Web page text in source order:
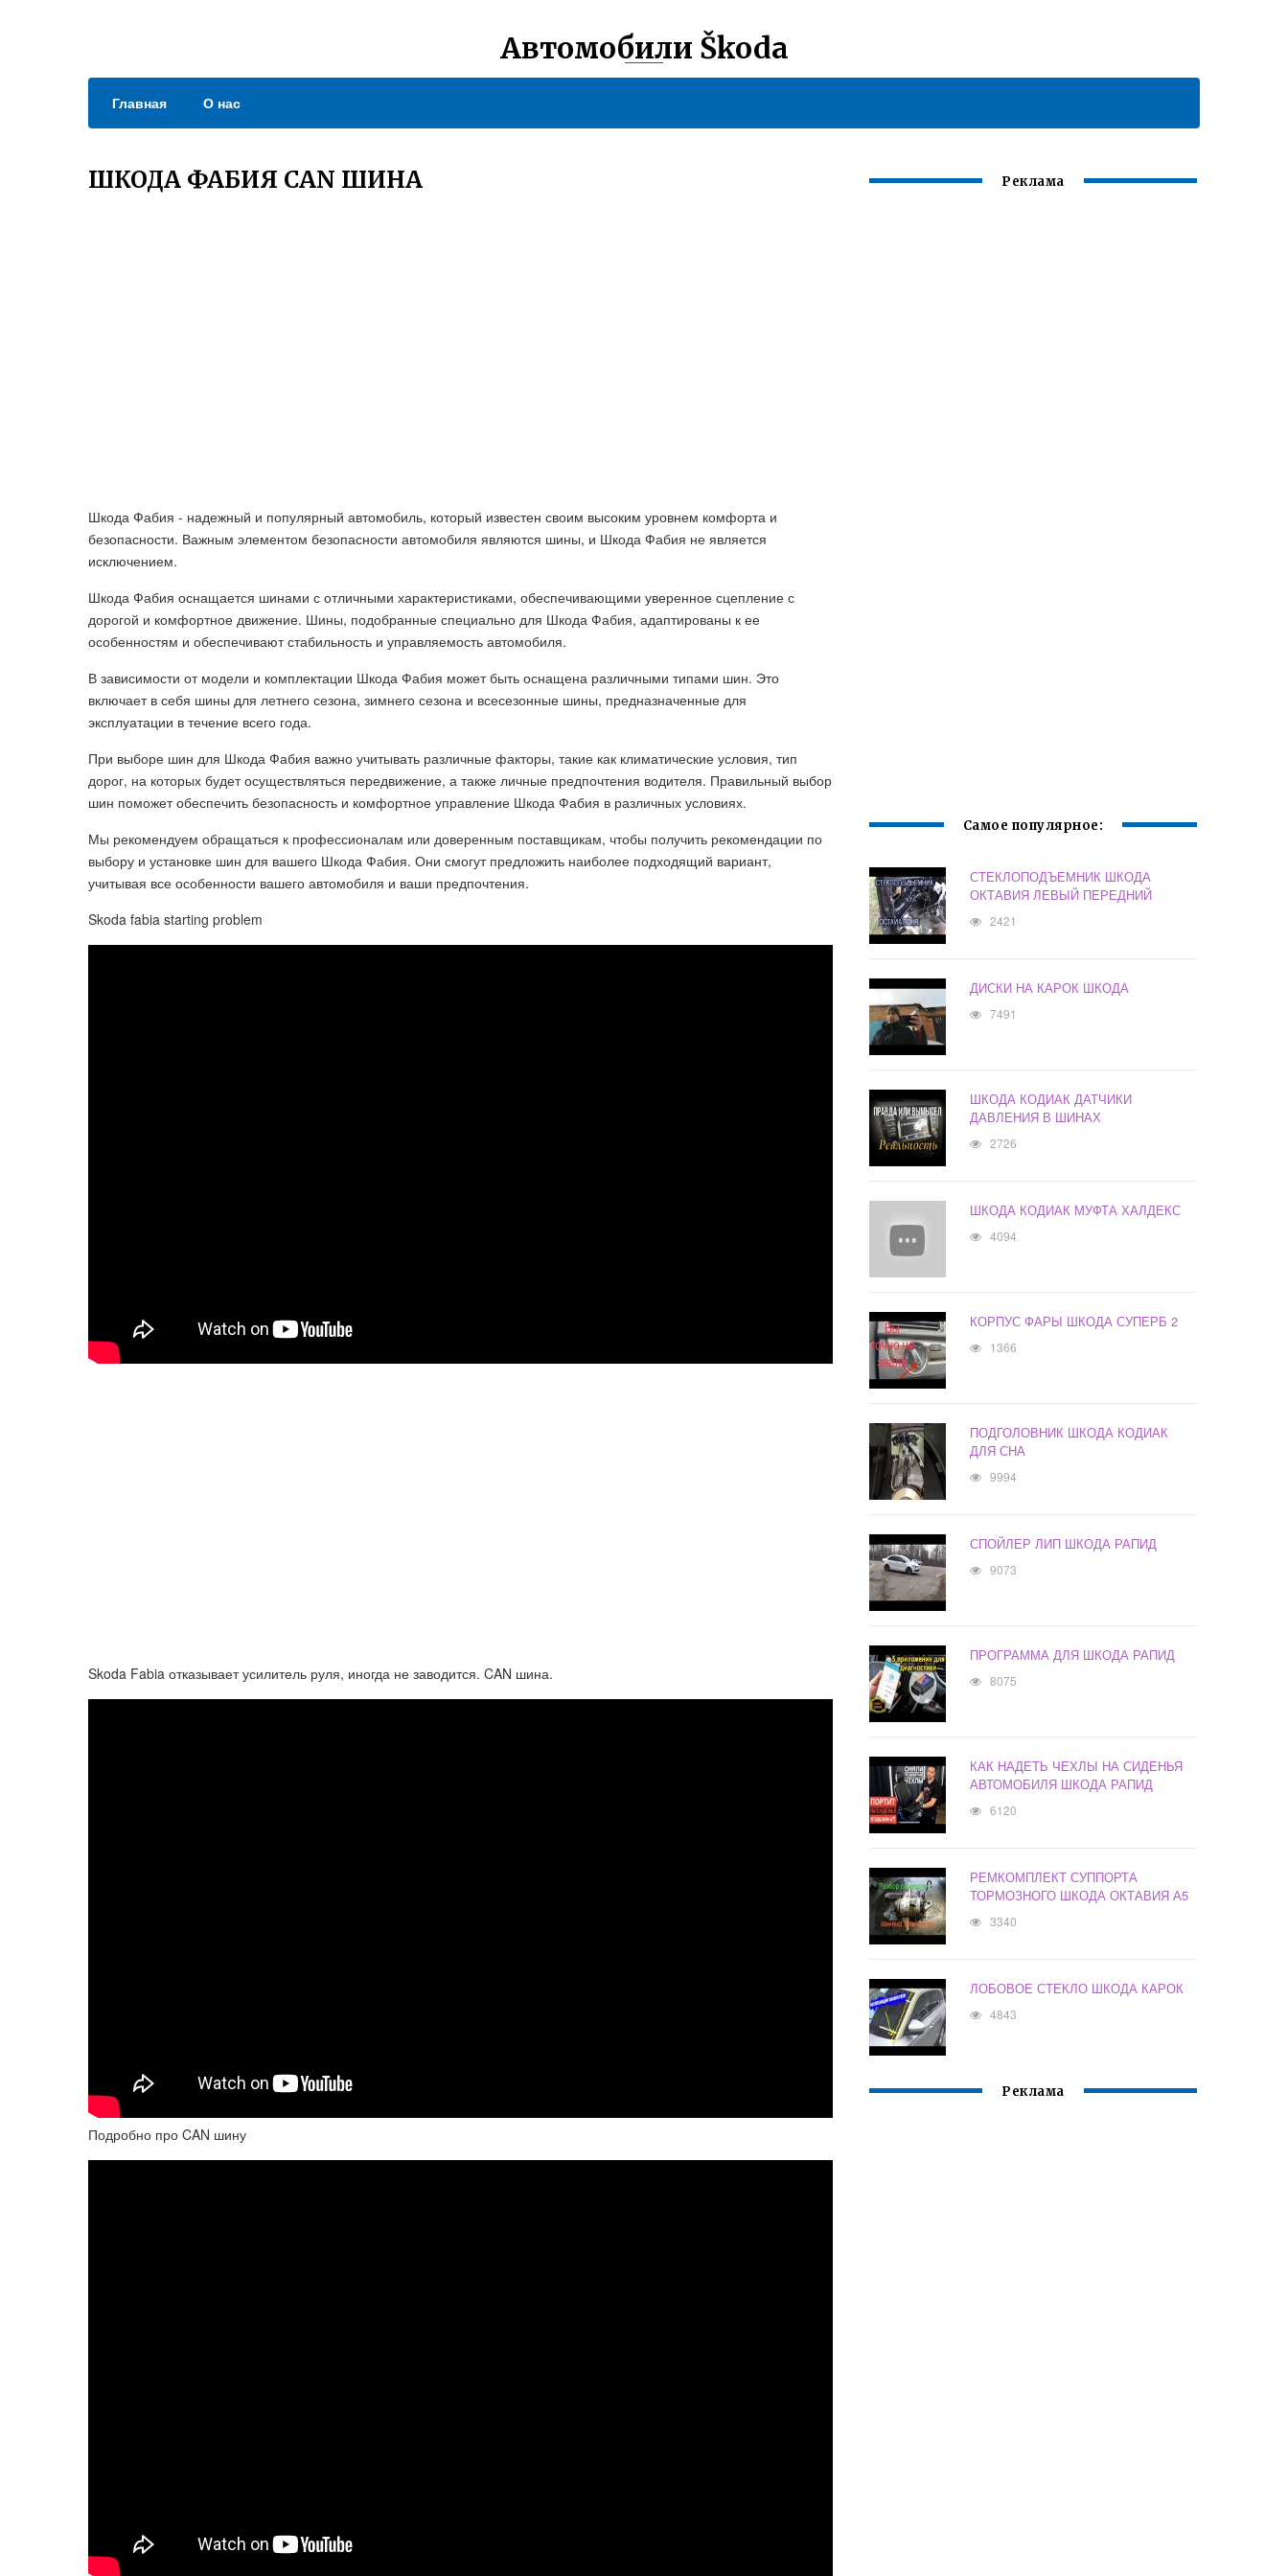
Автомобили Škoda
Главная О нас
ШКОДА ФАБИЯ CAN ШИНА
Шкода Фабия - надежный и популярный автомобиль, который известен своим высоким уровнем комфорта и
безопасности. Важным элементом безопасности автомобиля являются шины, и Шкода Фабия не является
исключением.
Шкода Фабия оснащается шинами с отличными характеристиками, обеспечивающими уверенное сцепление с
дорогой и комфортное движение. Шины, подобранные специально для Шкода Фабия, адаптированы к ее
особенностям и обеспечивают стабильность и управляемость автомобиля.
В зависимости от модели и комплектации Шкода Фабия может быть оснащена различными типами шин. Это
включает в себя шины для летнего сезона, зимнего сезона и всесезонные шины, предназначенные для
эксплуатации в течение всего года.
При выборе шин для Шкода Фабия важно учитывать различные факторы, такие как климатические условия, тип
дорог, на которых будет осуществляться передвижение, а также личные предпочтения водителя. Правильный выбор
шин поможет обеспечить безопасность и комфортное управление Шкода Фабия в различных условиях.
Мы рекомендуем обращаться к профессионалам или доверенным поставщикам, чтобы получить рекомендации по
выбору и установке шин для вашего Шкода Фабия. Они смогут предложить наиболее подходящий вариант,
учитывая все особенности вашего автомобиля и ваши предпочтения.
Skoda fabia starting problem
Skoda Fabia отказывает усилитель руля, иногда не заводится. CAN шина.
Подробно про CAN шину
Реклама
Самое популярное:
СТЕКЛОПОДЪЕМНИК ШКОДА
ОКТАВИЯ ЛЕВЫЙ ПЕРЕДНИЙ
2421
ДИСКИ НА КАРОК ШКОДА
7491
ШКОДА КОДИАК ДАТЧИКИ
ДАВЛЕНИЯ В ШИНАХ
2726
ШКОДА КОДИАК МУФТА ХАЛДЕКС
4094
КОРПУС ФАРЫ ШКОДА СУПЕРБ 2
1366
ПОДГОЛОВНИК ШКОДА КОДИАК
ДЛЯ СНА
9994
СПОЙЛЕР ЛИП ШКОДА РАПИД
9073
ПРОГРАММА ДЛЯ ШКОДА РАПИД
8075
КАК НАДЕТЬ ЧЕХЛЫ НА СИДЕНЬЯ
АВТОМОБИЛЯ ШКОДА РАПИД
6120
РЕМКОМПЛЕКТ СУППОРТА
ТОРМОЗНОГО ШКОДА ОКТАВИЯ А5
3340
ЛОБОВОЕ СТЕКЛО ШКОДА КАРОК
4843
Реклама